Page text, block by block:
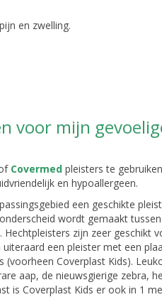
en zwelling.
voor mijn
Covermed pleisters te
en hypoallergeen.
een geschikte
wordt gemaakt tussen
zijn zeer geschikt
een pleister met een
Coverplast Kids).
aap, de nieuwsgierige zebra,
is Coverplast Kids er ook in 1